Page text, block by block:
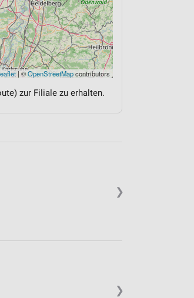
|©OpenStreetMapcontributors
zur Filiale zu erhalten.
❯
❯